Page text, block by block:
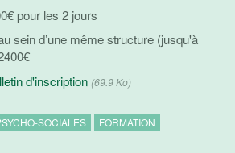
pour les 2 jours
sein d’une même structure (jusqu'à
d'inscription (69.9 Ko)
SOCIALES FORMATION